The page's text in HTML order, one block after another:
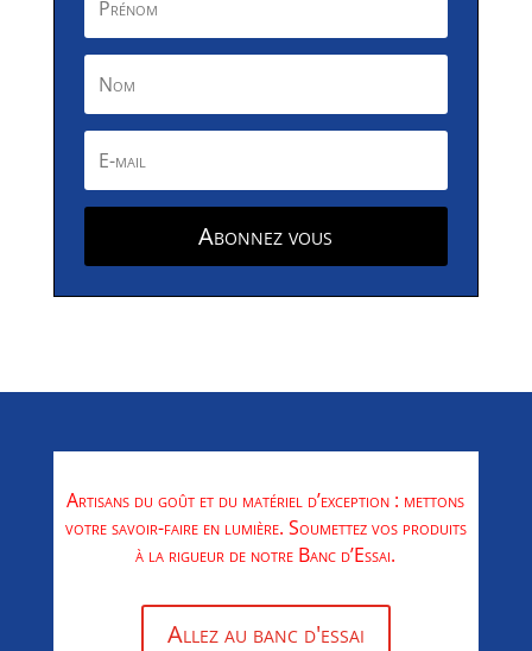
Abonnez vous
Artisans du goût et du matériel d’exception : mettons
votre savoir-faire en lumière. Soumettez vos produits
à la rigueur de notre Banc d’Essai.
Allez au banc d'essai